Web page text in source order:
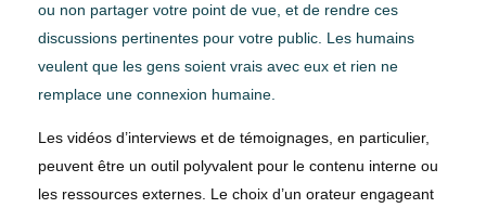
ou non partager votre point de vue, et de rendre ces
discussions pertinentes pour votre public. Les humains
veulent que les gens soient vrais avec eux et rien ne
remplace une connexion humaine.
Les vidéos d’interviews et de témoignages, en particulier,
peuvent être un outil polyvalent pour le contenu interne ou
les ressources externes. Le choix d’un orateur engageant